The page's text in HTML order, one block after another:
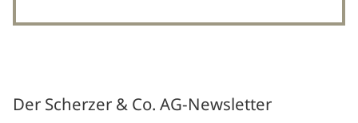
Der Scherzer & Co. AG-Newsletter